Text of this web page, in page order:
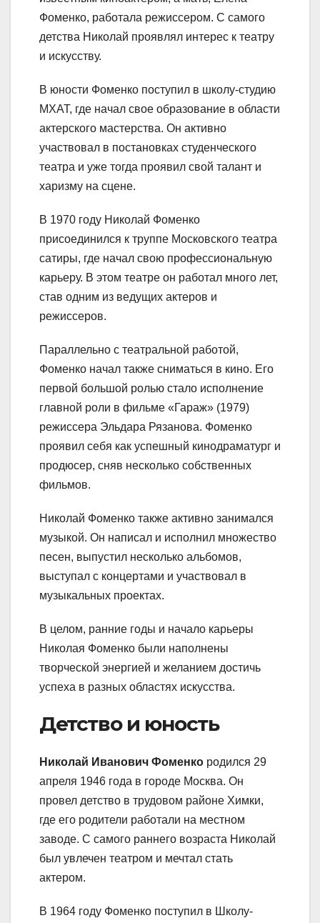
Фоменко, работала режиссером. С самого
детства Николай проявлял интерес к театру
и искусству.
В юности Фоменко поступил в школу-студию
МХАТ, где начал свое образование в области
актерского мастерства. Он активно
участвовал в постановках студенческого
театра и уже тогда проявил свой талант и
харизму на сцене.
В 1970 году Николай Фоменко
присоединился к труппе Московского театра
сатиры, где начал свою профессиональную
карьеру. В этом театре он работал много лет,
став одним из ведущих актеров и
режиссеров.
Параллельно с театральной работой,
Фоменко начал также сниматься в кино. Его
первой большой ролью стало исполнение
главной роли в фильме «Гараж» (1979)
режиссера Эльдара Рязанова. Фоменко
проявил себя как успешный кинодраматург и
продюсер, сняв несколько собственных
фильмов.
Николай Фоменко также активно занимался
музыкой. Он написал и исполнил множество
песен, выпустил несколько альбомов,
выступал с концертами и участвовал в
музыкальных проектах.
В целом, ранние годы и начало карьеры
Николая Фоменко были наполнены
творческой энергией и желанием достичь
успеха в разных областях искусства.
Детство и юность
Николай Иванович Фоменко родился 29
апреля 1946 года в городе Москва. Он
провел детство в трудовом районе Химки,
где его родители работали на местном
заводе. С самого раннего возраста Николай
был увлечен театром и мечтал стать
актером.
В 1964 году Фоменко поступил в Школу-